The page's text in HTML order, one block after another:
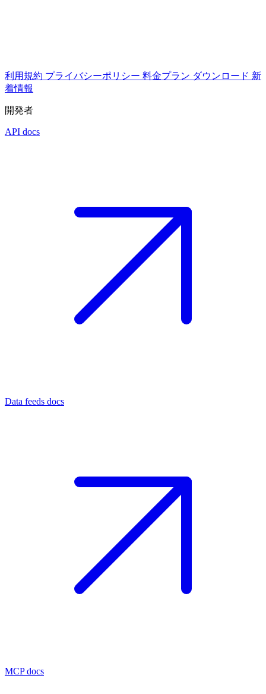
利用規約 プライバシーポリシー 料金プラン ダウンロード 新
着情報
開発者
API docs
Data feeds docs
MCP docs